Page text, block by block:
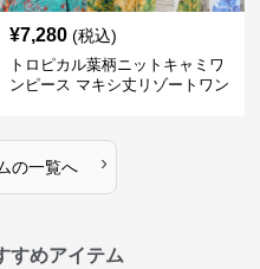
¥7,280 (税込)
トロピカル葉柄ニットキャミワ
ンピース マキシ丈リゾートワン
の一覧へ ›
すめアイテム